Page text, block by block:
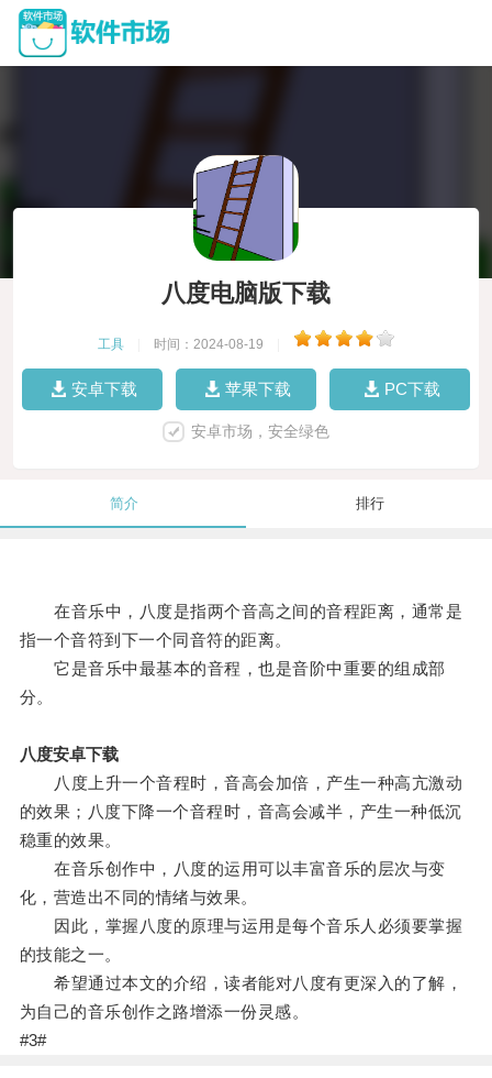
八度电脑版下载
工具 时间：2024-08-19
安卓下载 苹果下载 PC下载
安卓市场，安全绿色
简介 排行
在音乐中，八度是指两个音高之间的音程距离，通常是
指一个音符到下一个同音符的距离。
它是音乐中最基本的音程，也是音阶中重要的组成部
分。
八度安卓下载
八度上升一个音程时，音高会加倍，产生一种高亢激动
的效果；八度下降一个音程时，音高会减半，产生一种低沉
稳重的效果。
在音乐创作中，八度的运用可以丰富音乐的层次与变
化，营造出不同的情绪与效果。
因此，掌握八度的原理与运用是每个音乐人必须要掌握
的技能之一。
希望通过本文的介绍，读者能对八度有更深入的了解，
为自己的音乐创作之路增添一份灵感。
#3#